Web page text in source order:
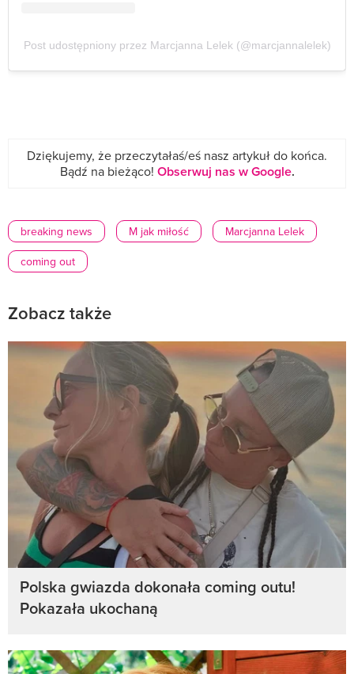
Post udostępniony przez Marcjanna Lelek (@marcjannalelek)
Dziękujemy, że przeczytałaś/eś nasz artykuł do końca.
Bądź na bieżąco! Obserwuj nas w Google.
breaking news M jak miłość
Marcjanna Lelek
coming out
Zobacz także
Polska gwiazda dokonała coming outu!
Pokazała ukochaną